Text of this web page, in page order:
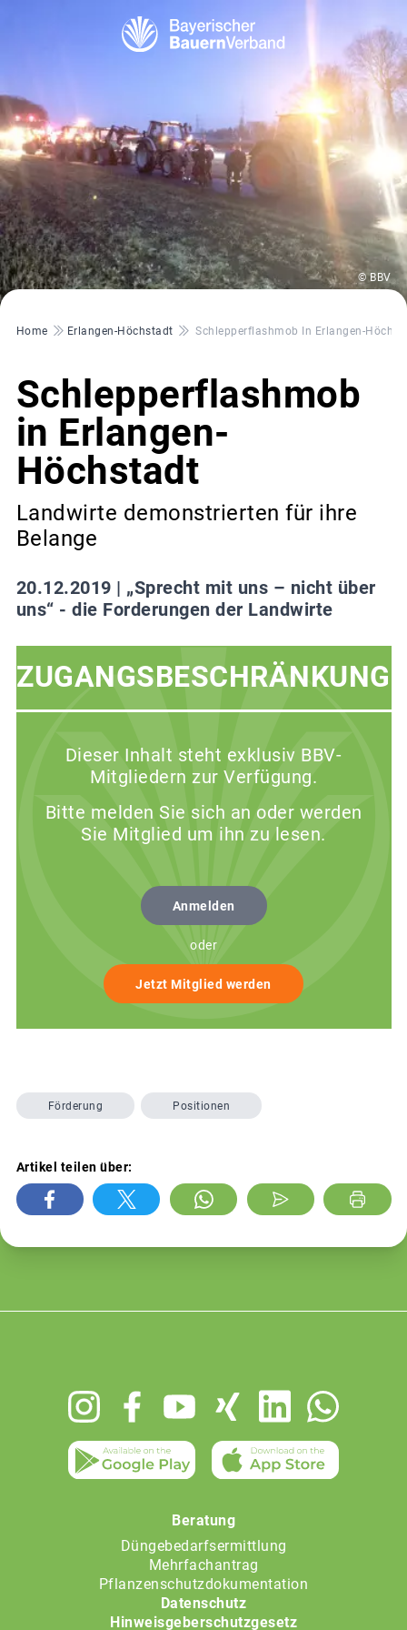
© BBV
Pfadnavigation
Home Erlangen-Höchstadt Schlepperflashmob In Erlangen-
Schlepperflashmob
in Erlangen-
Höchstadt
Landwirte demonstrierten für ihre
Belange
20.12.2019 | „Sprecht mit uns – nicht über
uns“ - die Forderungen der Landwirte
ZUGANGSBESCHRÄNKUNG
Dieser Inhalt steht exklusiv BBV-
Mitgliedern zur Verfügung.
Bitte melden Sie sich an oder werden
Sie Mitglied um ihn zu lesen.
Anmelden
oder
Jetzt Mitglied werden
Förderung Positionen
Artikel teilen über:
Beratung
Düngebedarfsermittlung
Mehrfachantrag
Pflanzenschutzdokumentation
Datenschutz
Hinweisgeberschutzgesetz